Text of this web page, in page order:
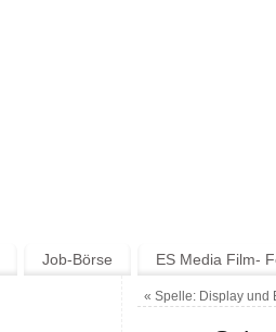
Job-Börse ES Media Film-
« Spelle: Display und